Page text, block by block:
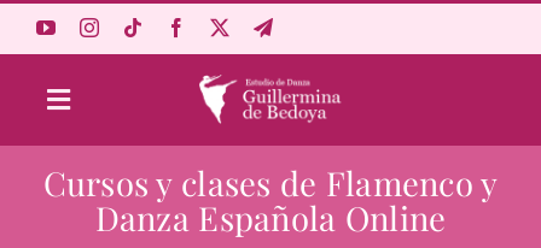
Toggle
Navigation
Aprende Online
Cursos y clases de Flamenco y
Danza Española Online